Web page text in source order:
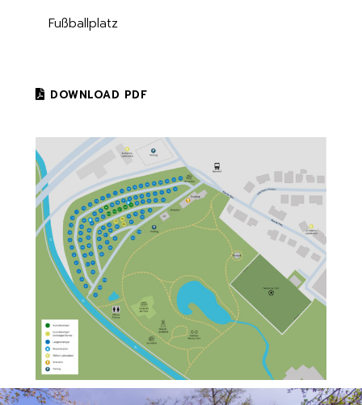
Fußballplatz
DOWNLOAD PDF